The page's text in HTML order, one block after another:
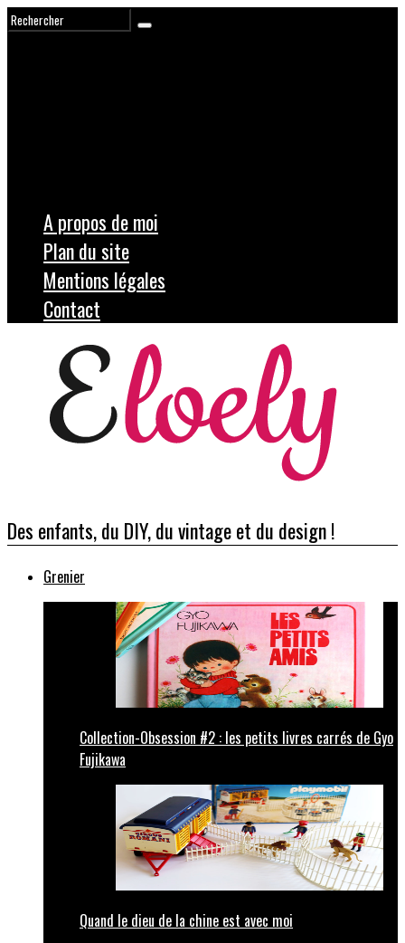
A propos de moi
Plan du site
Mentions légales
Contact
Des enfants, du DIY, du vintage et du design !
Grenier
Collection-Obsession #2 : les petits livres carrés de Gyo
Fujikawa
Quand le dieu de la chine est avec moi